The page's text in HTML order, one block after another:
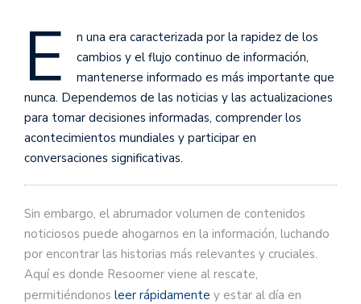
E
n una era caracterizada por la rapidez de los
cambios y el flujo continuo de información,
mantenerse informado es más importante que
nunca. Dependemos de las noticias y las actualizaciones
para tomar decisiones informadas, comprender los
acontecimientos mundiales y participar en
conversaciones significativas.
Sin embargo, el abrumador volumen de contenidos
noticiosos puede ahogarnos en la información, luchando
por encontrar las historias más relevantes y cruciales.
Aquí es donde Resoomer viene al rescate,
permitiéndonos leer rápidamente y estar al día en